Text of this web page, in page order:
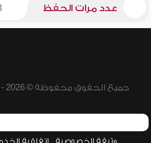
عدد مرات الحفظ
جميع الحقوق محفوظة © 2026 - 1998 لشبكة إسلام ويب
وثيقة الخصوصية اتفاقية